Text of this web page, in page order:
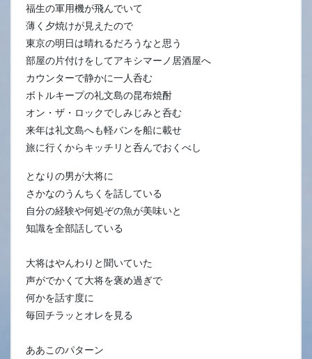
福生の軍用機が飛んでいて
薄く夕焼けが見えたので
東京の明日は晴れるだろうなと思う
部屋の片付けをしてアキシマーノ居酒屋へ
カウンターで静かに一人呑む
ボトルキープの礼文島の昆布焼酎
オン・ザ・ロックでしみじみと呑む
来年は礼文島へも軽バンを船に載せ
旅に行くからキッチリと呑んでおくべし
となりの男が大将に
さかなのうんちくを話している
自分の経験や何処ぞの魚が美味いと
知識を全部話している
大将はやんわりと聞いていた
声がでかくて大将を褒め過ぎで
何かを話す度に
毎回チラッとオレを見る
ああこのパターン